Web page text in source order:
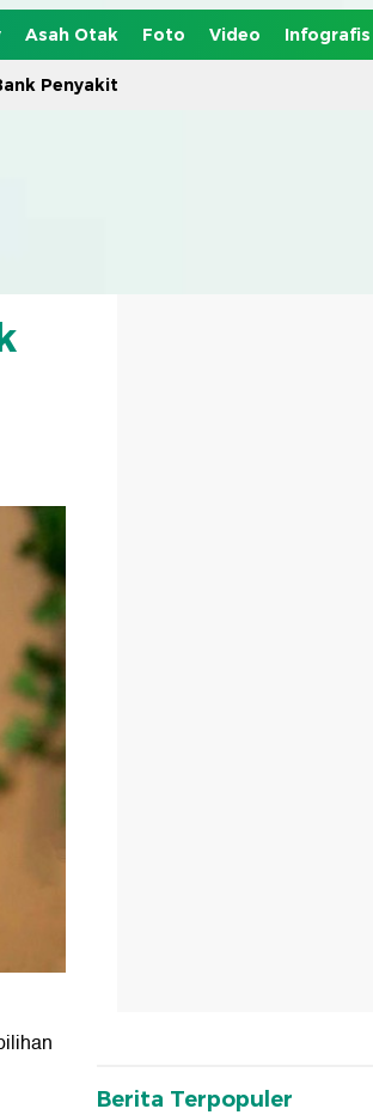
Asah Otak Foto Video Infografis
Penyakit
Berita Terpopuler